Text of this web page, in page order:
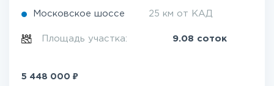
Московское шоссе 25 км от КАД
Площадь участка: 9.08 соток
5 448 000 ₽